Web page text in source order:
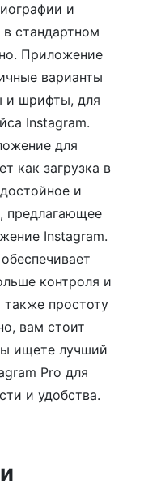
и
стандартном
Приложение
варианты
и шрифты, для
Instagram.
для
как загрузка в
и
предлагающее
Instagram.
контроля и
простоту
вам стоит
ищете лучший
Pro для
и удобства.